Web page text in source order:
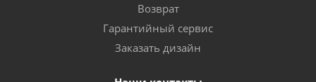
Возврат
Гарантийный сервис
Заказать дизайн